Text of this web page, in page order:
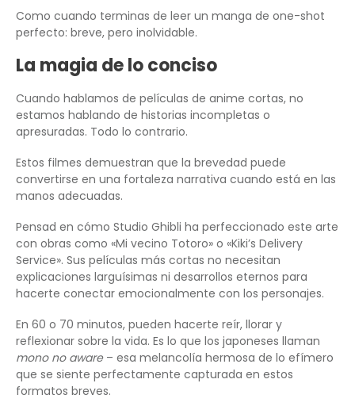
Como cuando terminas de leer un manga de one-shot
perfecto: breve, pero inolvidable.
La magia de lo conciso
Cuando hablamos de películas de anime cortas, no
estamos hablando de historias incompletas o
apresuradas. Todo lo contrario.
Estos filmes demuestran que la brevedad puede
convertirse en una fortaleza narrativa cuando está en las
manos adecuadas.
Pensad en cómo Studio Ghibli ha perfeccionado este arte
con obras como «Mi vecino Totoro» o «Kiki’s Delivery
Service». Sus películas más cortas no necesitan
explicaciones larguísimas ni desarrollos eternos para
hacerte conectar emocionalmente con los personajes.
En 60 o 70 minutos, pueden hacerte reír, llorar y
reflexionar sobre la vida. Es lo que los japoneses llaman
mono no aware– esa melancolía hermosa de lo efímero
que se siente perfectamente capturada en estos
formatos breves.